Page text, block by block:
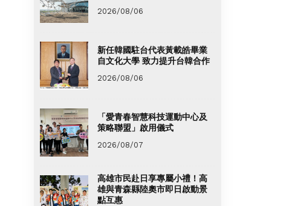
2026/08/06
新任韓國駐台代表黃載皓畢業
自文化大學 致力提升台韓合作
2026/08/06
「愛青春智慧科技運動中心及
策略聯盟」啟用儀式
2026/08/07
高雄市民赴日享專屬小禮！高
雄與青森縣陸奧市即日啟動景
點互惠